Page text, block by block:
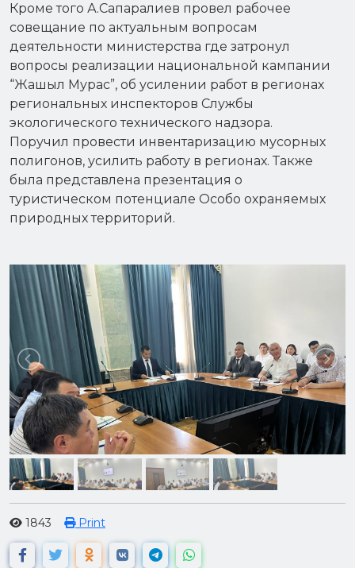
Кроме того А.Сапаралиев провел рабочее
совещание по актуальным вопросам
деятельности министерства где затронул
вопросы реализации национальной кампании
“Жашыл Мурас”, об усилении работ в регионах
региональных инспекторов Службы
экологического технического надзора.
Поручил провести инвентаризацию мусорных
полигонов, усилить работу в регионах. Также
была представлена презентация о
туристическом потенциале Особо охраняемых
природных территорий.
1843 Print